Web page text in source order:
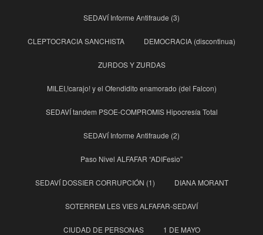
SEDAVÍ Informe Antifraude (3)
CLEPTOCRACIA SANCHISTA DEMOCRACIA (discontinua)
ZURDOS Y ZURDAS
MILEI,!carajo! y el Ofendidito enamorado (del Falcon)
SEDAVÍ tandem PSOE-COMPROMIS Hipocresía Total
SEDAVÍ Informe Antifraude (2)
Paso Nivel ALFAFAR “ADIFesio”
SEDAVÍ DOSSIER CORRUPCIÓN (1) DIANA MORANT
SOTERREM LES VIES ALFAFAR-SEDAVÍ
CIUDAD DE PERSONAS 1 DE MAYO